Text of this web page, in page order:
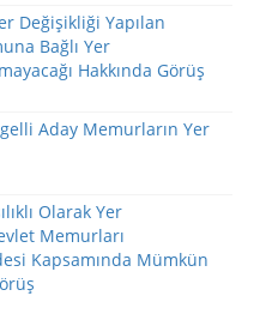
Değişikliği Yapılan
Bağlı Yer
Hakkında Görüş
Aday Memurların Yer
Olarak Yer
Memurları
Kapsamında Mümkün